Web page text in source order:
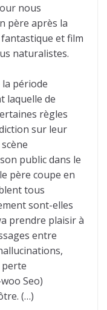
nous
père après la
et film
naturalistes.
la période
laquelle de
règles
sur leur
public dans le
père coupe en
tous
sont-elles
prendre plaisir à
entre
perte
Seo)
(…)